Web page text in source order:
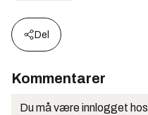
Del
Kommentarer
Du må være innlogget